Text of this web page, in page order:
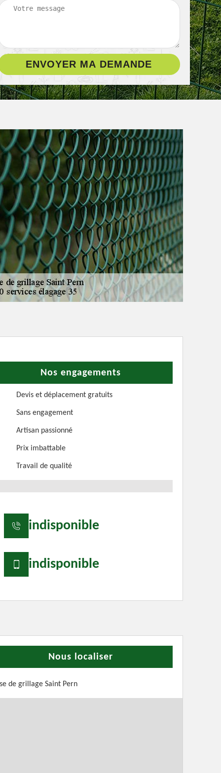
Nos engagements
Devis et déplacement gratuits
Sans engagement
Artisan passionné
Prix imbattable
Travail de qualité
indisponible
indisponible
Nous localiser
de grillage Saint Pern